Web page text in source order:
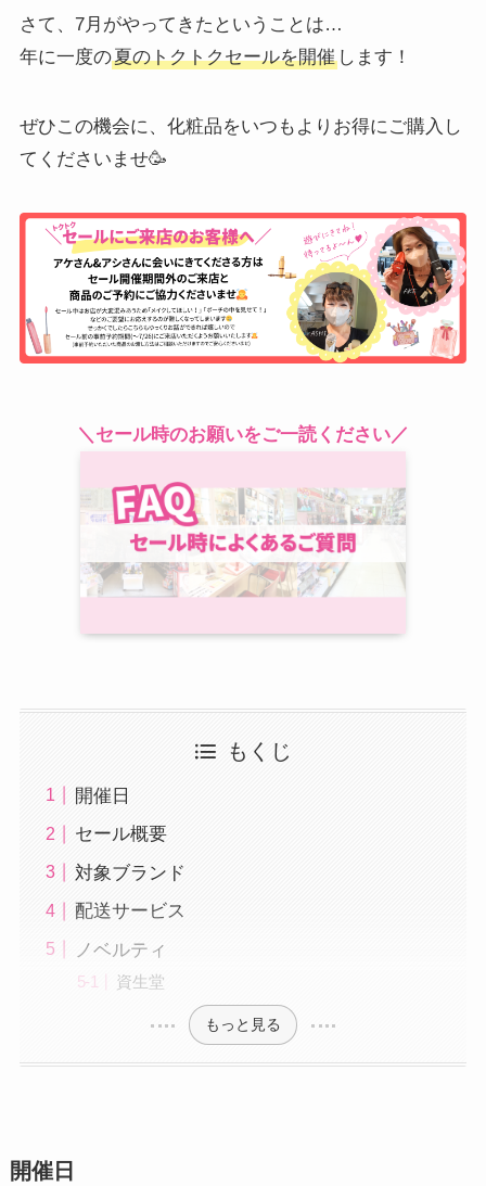
さて、7月がやってきたということは…
年に一度の夏のトクトクセールを開催します！
ぜひこの機会に、化粧品をいつもよりお得にご購入し
てくださいませ🥳
＼セール時のお願いをご一読ください／
もくじ
開催日
セール概要
対象ブランド
配送サービス
ノベルティ
資生堂
もっと見る
開催日